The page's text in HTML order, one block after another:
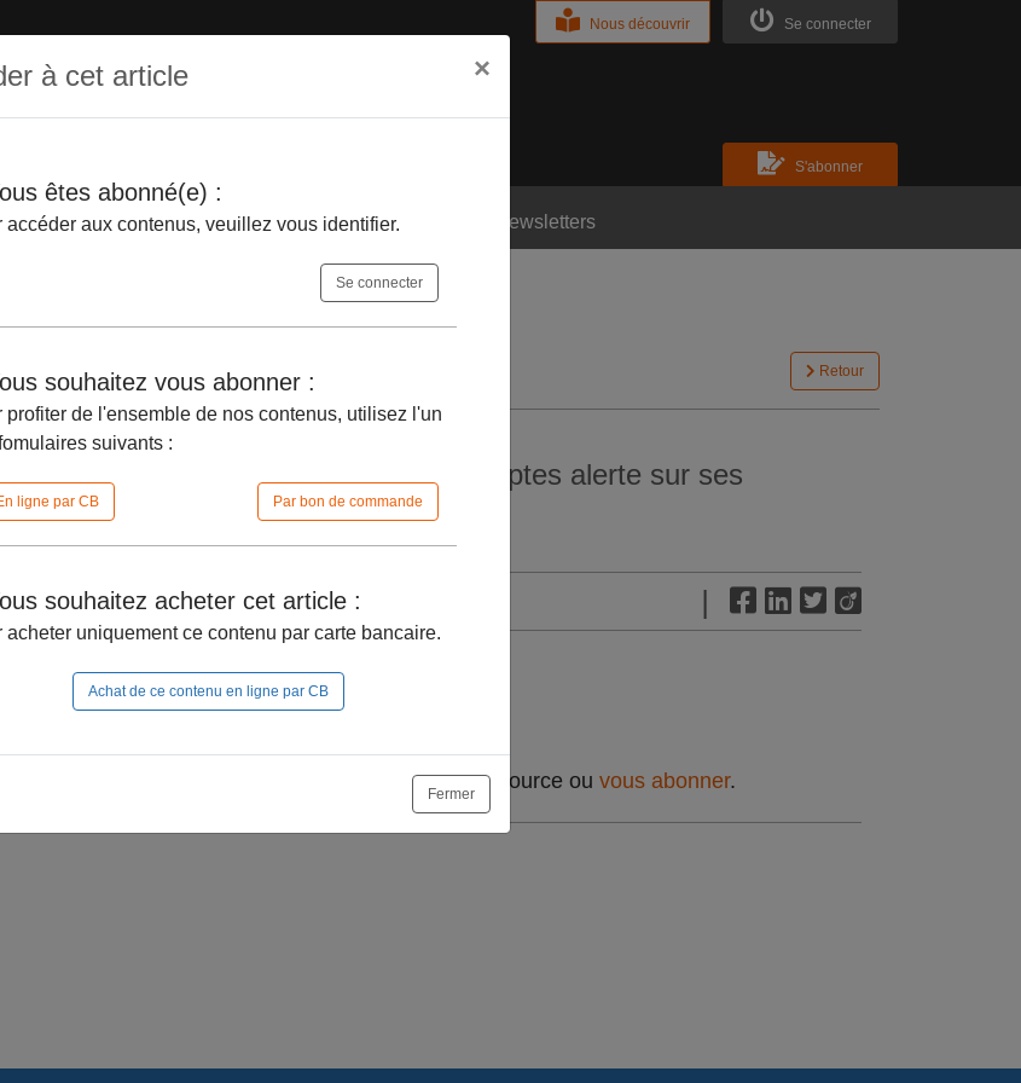
Se connecter
Nous découvrir
S'abonner
Dépêches Jurisprudences En bref Newsletters
Retour
pour l’autonomie- La Cour des comptes alerte sur ses
à sa consolidation
|
dans le site, vous devezvous connecter;
vous pouvez
et son document source ou vous abonner.
à cet article ×
êtes abonné(e) :
accéder aux contenus, veuillez vous identifier.
Se connecter
souhaitez vous abonner :
profiter de l'ensemble de nos contenus, utilisez l'un
suivants :
ligne par CB Par bon de commande
souhaitez acheter cet article :
acheter uniquement ce contenu par carte bancaire.
Achat de ce contenu en ligne par CB
Fermer